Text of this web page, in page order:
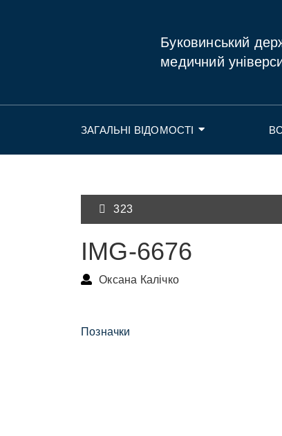
Буковинський
медичний
ЗАГАЛЬНІ ВІДОМОСТІ
323
IMG-6676
Оксана Калічко
Позначки